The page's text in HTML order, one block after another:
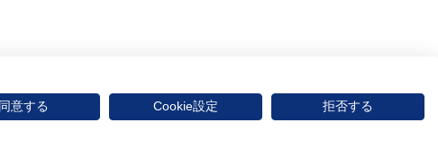
同意する Cookie設定 拒否する